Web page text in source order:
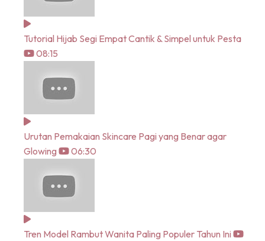
Tutorial Hijab Segi Empat Cantik & Simpel untuk Pesta
08:15
Urutan Pemakaian Skincare Pagi yang Benar agar
Glowing
06:30
Tren Model Rambut Wanita Paling Populer Tahun Ini